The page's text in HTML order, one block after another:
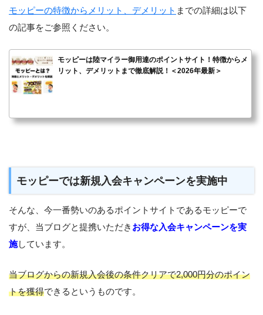
モッピーの特徴からメリット、デメリット までの詳細は以下
の記事をご参照ください。
モッピーは陸マイラー御用達のポイントサイト！特徴からメ
リット、デメリットまで徹底解説！＜2026年最新＞
モッピーでは新規入会キャンペーンを実施中
そんな、今一番勢いのあるポイントサイトであるモッピーで
すが、当ブログと提携いただき お得な入会キャンペーンを実
施しています。
当ブログからの新規入会後の条件クリアで2,000円分のポイン
トを獲得できるというものです。